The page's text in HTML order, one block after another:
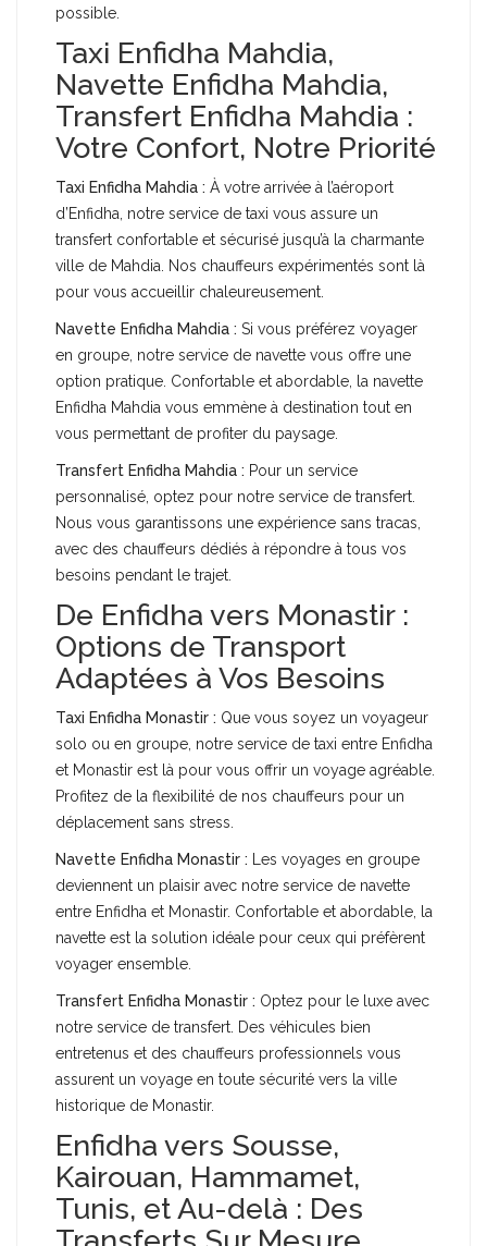
possible.
Taxi Enfidha Mahdia,
Navette Enfidha Mahdia,
Transfert Enfidha Mahdia :
Votre Confort, Notre Priorité
Taxi Enfidha Mahdia : À votre arrivée à l’aéroport
d’Enfidha, notre service de taxi vous assure un
transfert confortable et sécurisé jusqu’à la charmante
ville de Mahdia. Nos chauffeurs expérimentés sont là
pour vous accueillir chaleureusement.
Navette Enfidha Mahdia : Si vous préférez voyager
en groupe, notre service de navette vous offre une
option pratique. Confortable et abordable, la navette
Enfidha Mahdia vous emmène à destination tout en
vous permettant de profiter du paysage.
Transfert Enfidha Mahdia : Pour un service
personnalisé, optez pour notre service de transfert.
Nous vous garantissons une expérience sans tracas,
avec des chauffeurs dédiés à répondre à tous vos
besoins pendant le trajet.
De Enfidha vers Monastir :
Options de Transport
Adaptées à Vos Besoins
Taxi Enfidha Monastir : Que vous soyez un voyageur
solo ou en groupe, notre service de taxi entre Enfidha
et Monastir est là pour vous offrir un voyage agréable.
Profitez de la flexibilité de nos chauffeurs pour un
déplacement sans stress.
Navette Enfidha Monastir : Les voyages en groupe
deviennent un plaisir avec notre service de navette
entre Enfidha et Monastir. Confortable et abordable, la
navette est la solution idéale pour ceux qui préfèrent
voyager ensemble.
Transfert Enfidha Monastir : Optez pour le luxe avec
notre service de transfert. Des véhicules bien
entretenus et des chauffeurs professionnels vous
assurent un voyage en toute sécurité vers la ville
historique de Monastir.
Enfidha vers Sousse,
Kairouan, Hammamet,
Tunis, et Au-delà : Des